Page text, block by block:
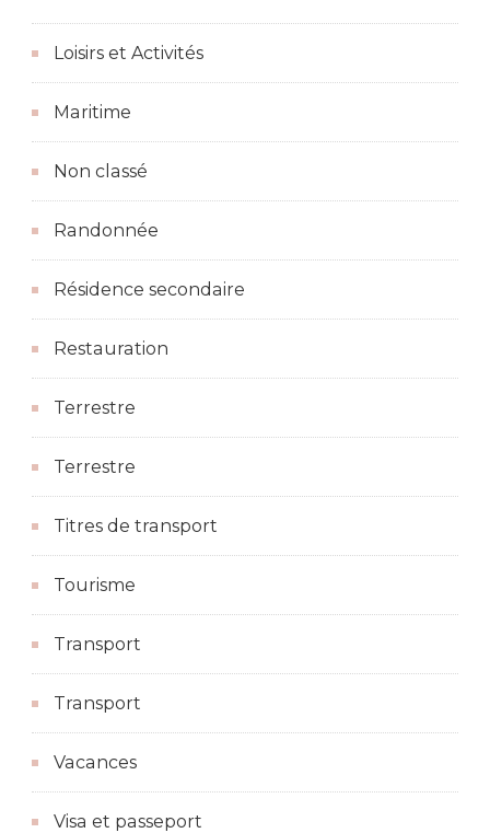
Loisirs et Activités
Maritime
Non classé
Randonnée
Résidence secondaire
Restauration
Terrestre
Terrestre
Titres de transport
Tourisme
Transport
Transport
Vacances
Visa et passeport